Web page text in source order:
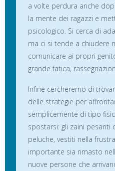
a volte perdura anche
la mente dei ragazzi e
psicologico. Si cerca di
ma ci si tende a chiudere
comunicare ai propri
grande fatica,
Infine cercheremo di
delle strategie per
semplicemente di tipo
spostarsi: gli zaini pesanti
peluche, vestiti nella
importante sia rimasto
nuove persone che